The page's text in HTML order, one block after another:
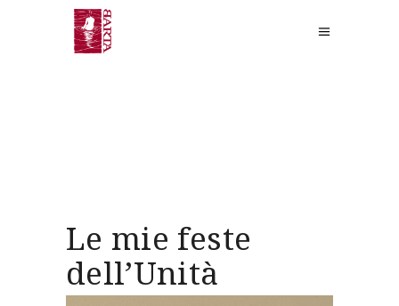
Le mie feste
dell’Unità